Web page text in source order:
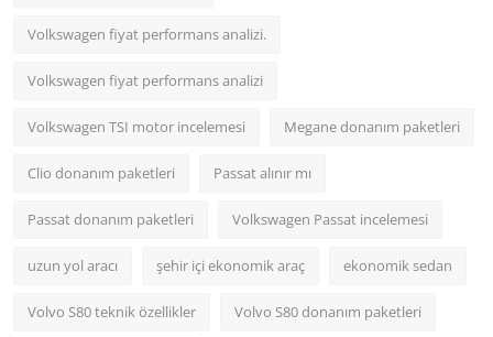
Volkswagen fiyat performans analizi.
Volkswagen fiyat performans analizi
Volkswagen TSI motor incelemesi Megane donanım paketleri
Clio donanım paketleri Passat alınır mı
Passat donanım paketleri Volkswagen Passat incelemesi
uzun yol aracı şehir içi ekonomik araç ekonomik sedan
Volvo S80 teknik özellikler Volvo S80 donanım paketleri